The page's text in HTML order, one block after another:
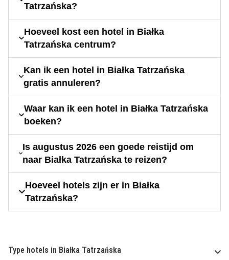
Tatrzańska?
Hoeveel kost een hotel in Białka
Tatrzańska centrum?
Kan ik een hotel in Białka Tatrzańska
gratis annuleren?
Waar kan ik een hotel in Białka Tatrzańska
boeken?
Is augustus 2026 een goede reistijd om
naar Białka Tatrzańska te reizen?
Hoeveel hotels zijn er in Białka
Tatrzańska?
Type hotels in Białka Tatrzańska